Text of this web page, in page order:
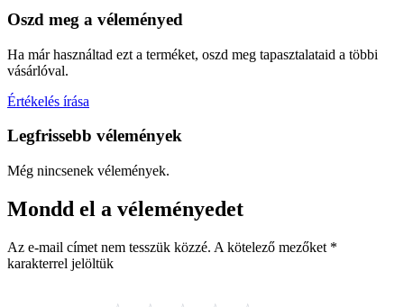
Oszd meg a véleményed
Ha már használtad ezt a terméket, oszd meg tapasztalataid a többi
vásárlóval.
Értékelés írása
Legfrissebb vélemények
Még nincsenek vélemények.
Mondd el a véleményedet
Az e-mail címet nem tesszük közzé. A kötelező mezőket *
karakterrel jelöltük